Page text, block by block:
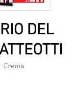
DEL
Crema